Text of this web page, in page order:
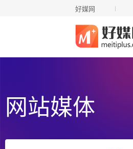
好媒网
网站媒体